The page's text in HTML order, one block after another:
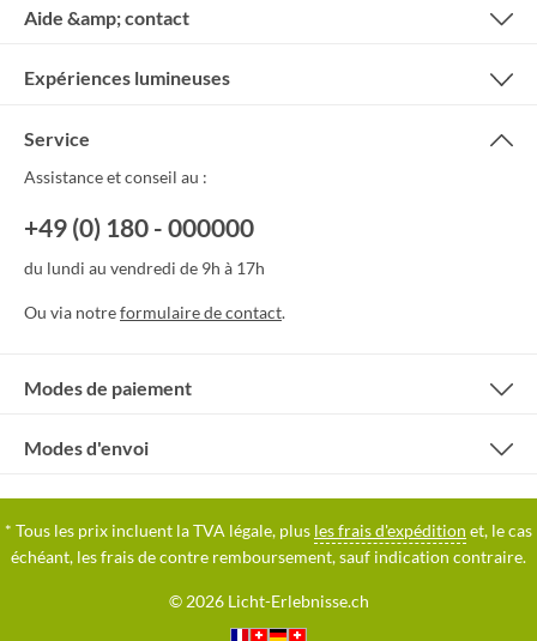
Service
Assistance et conseil au :
+49 (0) 180 - 000000
du lundi au vendredi de 9h à 17h
Ou via notreformulaire de contact.
Aide &amp; contact
Expériences lumineuses
Modes de paiement
Modes d'envoi
* Tous les prix incluent la TVA légale, plus les frais d'expédition et, le cas
échéant, les frais de contre remboursement, sauf indication contraire.
© 2026 Licht-Erlebnisse.ch